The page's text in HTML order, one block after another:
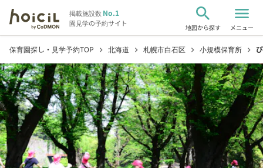
掲載施設数No.1
園見学の予約サイト
search
地図から探す
menu
メニュー
保育園探し・見学予約TOP chevron_right 北海道 chevron_right 札幌市白石区 chevron_right 小規模保育所 chevron_right